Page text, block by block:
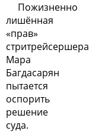
Пожизненно
лишённая
«прав»
стритрейсершера
Мара
Багдасарян
пытается
оспорить
решение
суда.